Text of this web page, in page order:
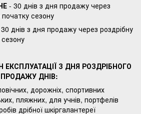
- 30 днів з дня продажу через
сезону
днів з дня продажу через роздрібну
ЕКСПЛУАТАЦІЇ З ДНЯ РОЗДРІБНОГО
ПРОДАЖУ ДНІВ:
дорожніх, спортивних
пляжних, для учнів, портфелів
дрібної шкіргалантереї